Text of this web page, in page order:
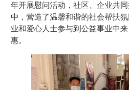
年开展慰问活动，社区、企业共
中，营造了温馨和谐的社会帮扶
业和爱心人士参与到公益事业中
惠。